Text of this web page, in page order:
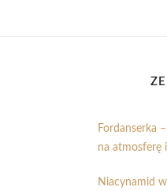
Fordanserka
na atmosferę
Niacynamid